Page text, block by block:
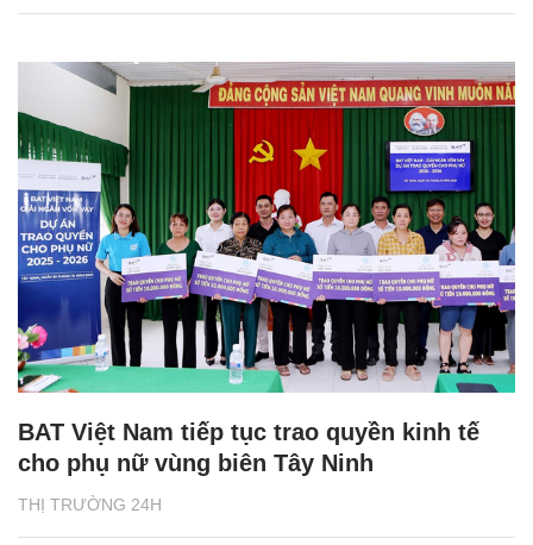
THỊ TRƯỜNG 24H
BAT Việt Nam tiếp tục trao quyền kinh tế
cho phụ nữ vùng biên Tây Ninh